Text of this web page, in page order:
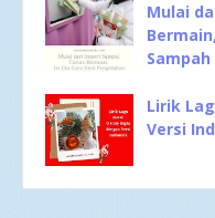
Mulai
Lirik
Versi